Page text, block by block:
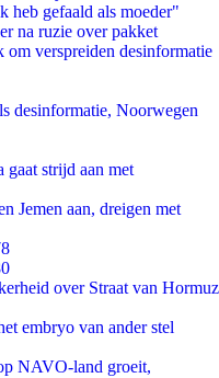
heb gefaald als moeder"
na ruzie over pakket
verspreiden desinformatie
desinformatie, Noorwegen
strijd aan met
Jemen aan, dreigen met
over Straat van Hormuz
embryo van ander stel
NAVO-land groeit,